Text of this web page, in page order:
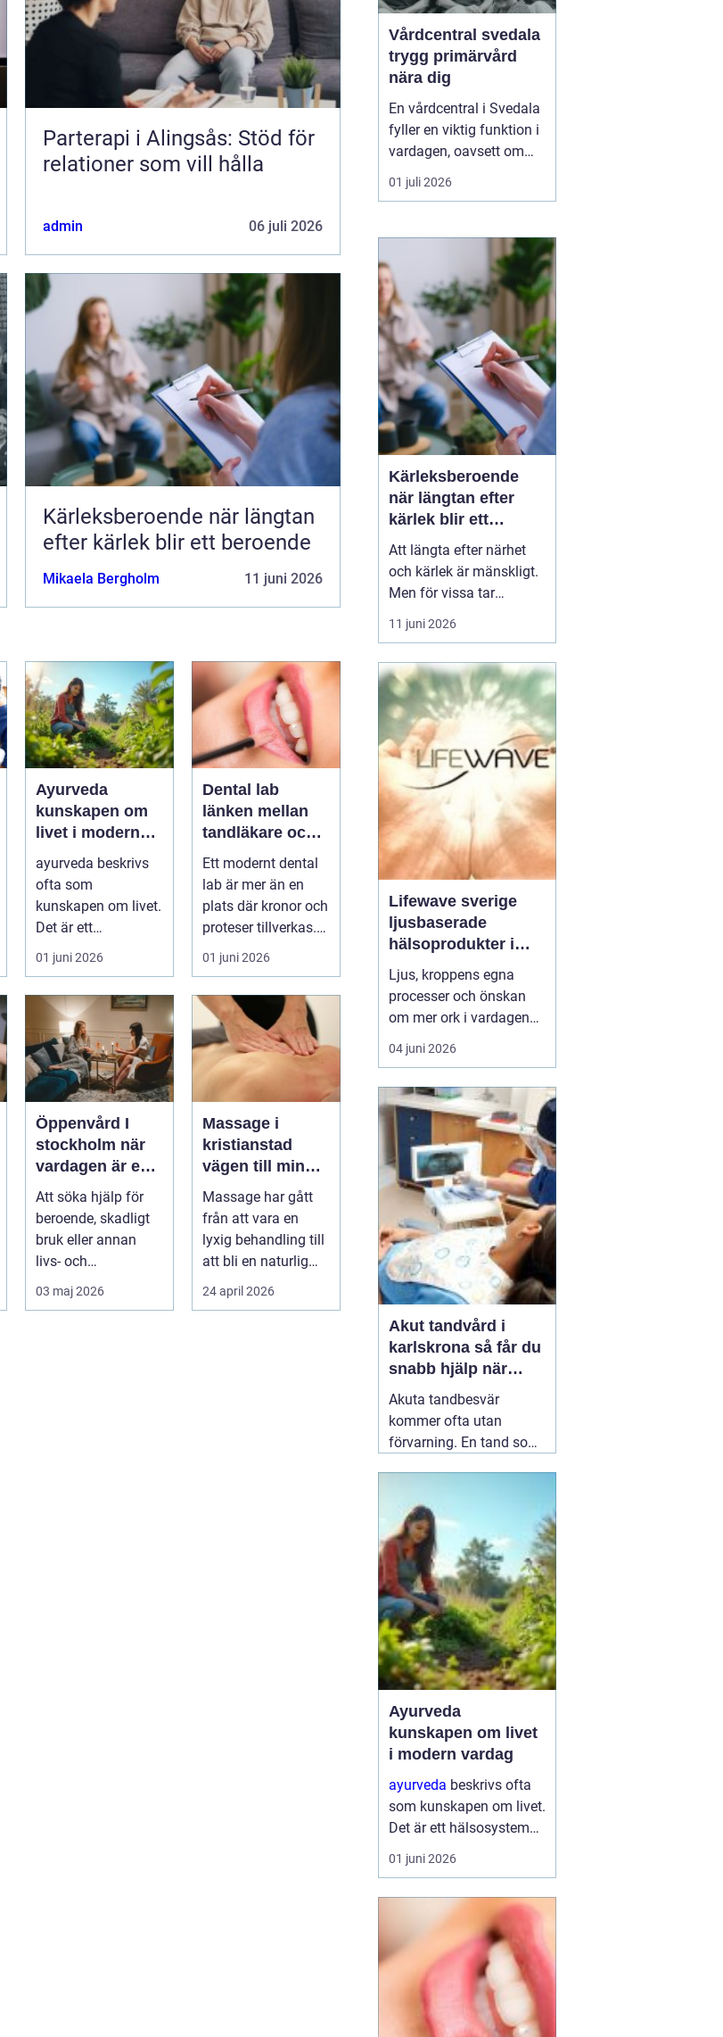
Parterapi i Alingsås: Stöd för
relationer som vill hålla
admin 06 juli 2026
Kärleksberoende när längtan
efter kärlek blir ett beroende
Mikaela Bergholm 11 juni 2026
Ayurveda
kunskapen om
livet i modern
vardag
ayurveda beskrivs
ofta som
kunskapen om livet.
Det är ett
hälsosystem som
betonar balans,
helhet och...
01 juni 2026
Dental lab
länken mellan
tandläkare och
hållbara leenden
Ett modernt dental
lab är mer än en
plats där kronor och
proteser tillverkas.
Det är en teknisk
och ...
01 juni 2026
Öppenvård I
stockholm när
vardagen är en
del av
behandlingen
Att söka hjälp för
beroende, skadligt
bruk eller annan
livs- och
beteendeproblemati
k är ett stort st...
03 maj 2026
Massage i
kristianstad
vägen till mindre
stress och mer
energi i
vardagen
Massage har gått
från att vara en
lyxig behandling till
att bli en naturlig
del av en hållbar
livsst...
24 april 2026
Vårdcentral svedala
trygg primärvård
nära dig
En vårdcentral i Svedala
fyller en viktig funktion i
vardagen, oavsett om
det handlar om akuta
infektioner, långvariga
kring barnhälsa och
graviditet. När vården
samlas under ett tak blir
vägen mellan olika
mottagningar kortare...
01 juli 2026
Kärleksberoende
när längtan efter
kärlek blir ett
beroende
Att längta efter närhet
och kärlek är mänskligt.
Men för vissa tar
längtan över helt.
Relationer, förälskelser
rätta blir viktigare än
jobb, vänner, hälsa och
till och med den egna
säkerheten. Då handlar
det inte längre bara om
s...
11 juni 2026
Lifewave sverige
ljusbaserade
hälsoprodukter i
fokus
Ljus, kroppens egna
processer och önskan
om mer ork i vardagen
möts i ett växande
intresse för fototerapi
Sverige söker många
efter skonsamma
metoder som kan stödja
återhämtning, energi och
allmänt välbefinnande
utan ingrepp eller...
04 juni 2026
Akut tandvård i
karlskrona så får du
snabb hjälp när
tanden krisar
Akuta tandbesvär
kommer ofta utan
förvarning. En tand som
du knappt kan sova. En
fyllning kan lossna
lagom till helgen, eller en
tand kan skadas vid en
olycka. I sådana lägen
söker många på04 juni
2026
Ayurveda
kunskapen om livet
i modern vardag
ayurveda beskrivs ofta
som kunskapen om livet.
Det är ett hälsosystem
som betonar balans,
helhet och samspelet
omgivning. I stället för
att bara fokusera på
symtom försöker
ayurve...
01 juni 2026